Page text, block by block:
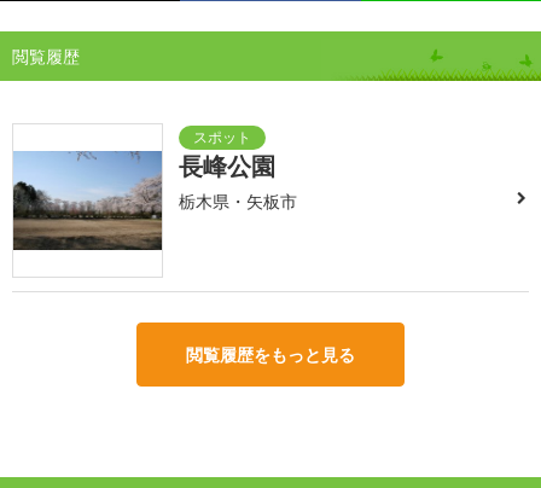
閲覧履歴
長峰公園
栃木県・矢板市
閲覧履歴をもっと見る